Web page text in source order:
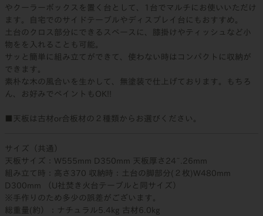
やクーラーボックスを置く台として、1台でマルチにお使いいただけ
ます。自宅でのサイドテーブルやディスプレイ台にもおすすめ。
土台のクロス部分にできるスペースに、膝掛けやティッシュなど小
物をを入れることも可能。
サッと簡単に組み立てができて、使わない時はコンパクトに収納が
できます。
素朴な木の風合いを生かして、無塗装で仕上げております。もちろ
ん、お好みでペイントもOK!!
■天板は古材or合板材の２種類からお選びください。
サイズ（共通）
天板サイズ：W555mm D350mm 天板厚さ24~.26mm
組み立て時：高さ370 収納時：土台の脚部分(２枚)W480mm
D300mm （U社焚き火台テーブルと同サイズ）
※手作りのため多少の誤差がございます。
総重量(約）：ナチュラル5.4kg 古材6.0kg